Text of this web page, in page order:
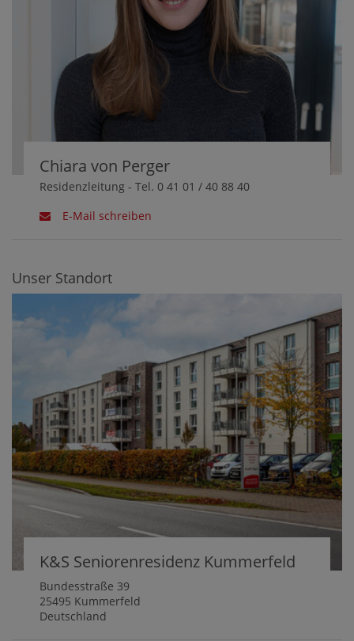
Chiara von Perger
Residenzleitung - Tel. 0 41 01 / 40 88 40
E-Mail schreiben
Unser Standort
K&S Seniorenresidenz Kummerfeld
Bundesstraße 39
25495 Kummerfeld
Deutschland